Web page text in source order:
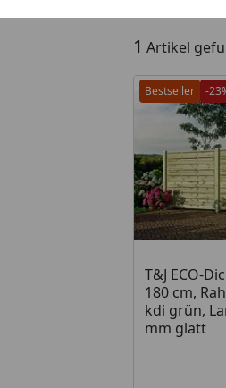
1 Artikel
Bestseller -
T&J ECO-
180 cm,
kdi grün,
mm glatt